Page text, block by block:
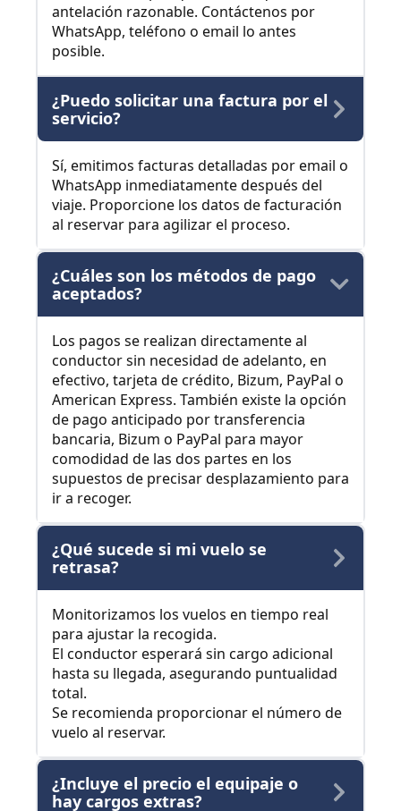
antelación razonable. Contáctenos por
WhatsApp, teléfono o email lo antes
posible.
¿Puedo solicitar una factura por el
servicio?
Sí, emitimos facturas detalladas por email o
WhatsApp inmediatamente después del
viaje. Proporcione los datos de facturación
al reservar para agilizar el proceso.
¿Cuáles son los métodos de pago
aceptados?
Los pagos se realizan directamente al
conductor sin necesidad de adelanto, en
efectivo, tarjeta de crédito, Bizum, PayPal o
American Express. También existe la opción
de pago anticipado por transferencia
bancaria, Bizum o PayPal para mayor
comodidad de las dos partes en los
supuestos de precisar desplazamiento para
ir a recoger.
¿Qué sucede si mi vuelo se
retrasa?
Monitorizamos los vuelos en tiempo real
para ajustar la recogida.
El conductor esperará sin cargo adicional
hasta su llegada, asegurando puntualidad
total.
Se recomienda proporcionar el número de
vuelo al reservar.
¿Incluye el precio el equipaje o
hay cargos extras?